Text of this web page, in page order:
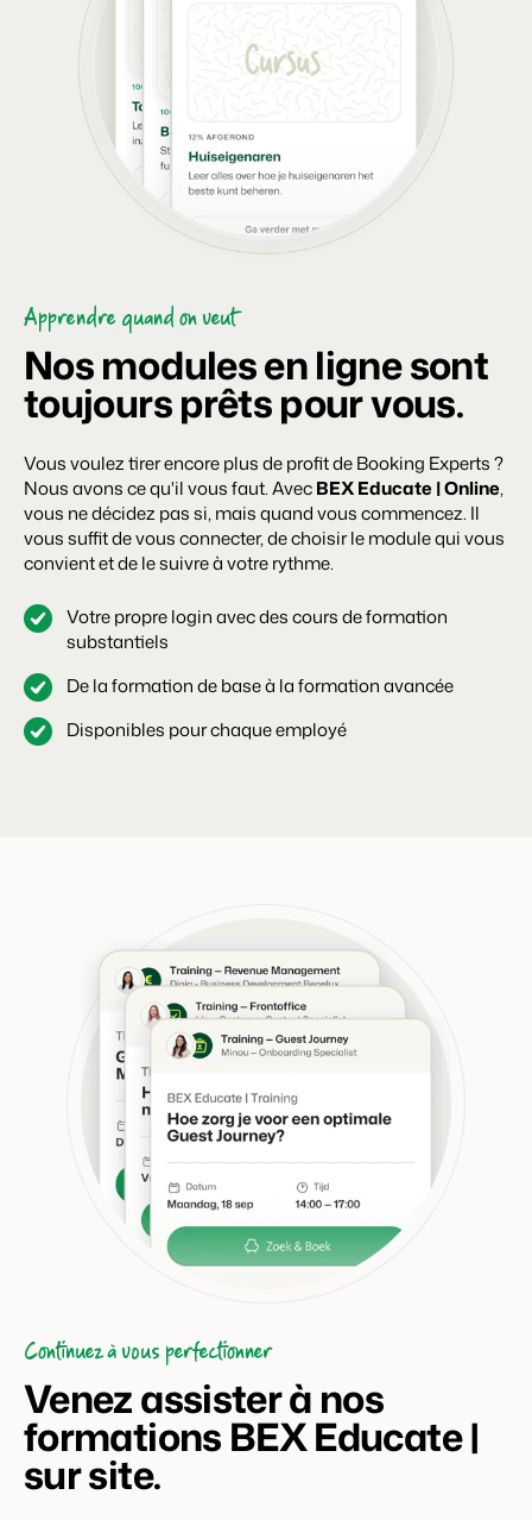
Apprendre quand on veut
Nos modules en ligne sont
toujours prêts pour vous.
Vous voulez tirer encore plus de profit de Booking Experts ?
Nous avons ce qu'il vous faut. AvecBEX Educate | Online,
vous ne décidez pas si, mais quand vous commencez. Il
vous suffit de vous connecter, de choisir le module qui vous
convient et de le suivre à votre rythme.
Votre propre login avec des cours de formation
substantiels
De la formation de base à la formation avancée
Disponibles pour chaque employé
Continuez à vous perfectionner
Venez assister à nos
formations BEX Educate |
sur site.